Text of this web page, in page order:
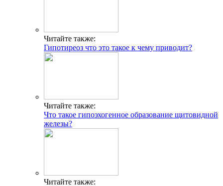
Читайте также:
Гипотиреоз что это такое к чему приводит?
Читайте также:
Что такое гипоэхогенное образование щитовидной
железы?
Читайте также: